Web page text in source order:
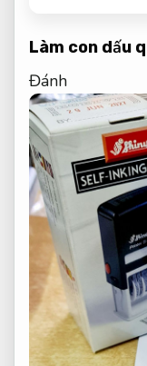
Làm con dấu